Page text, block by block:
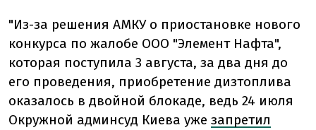
"Из-за решения АМКУ о приостановке нового
конкурса по жалобе ООО "Элемент Нафта",
которая поступила 3 августа, за два дня до
его проведения, приобретение дизтоплива
оказалось в двойной блокаде, ведь 24 июля
Окружной админсуд Киева уже запретил